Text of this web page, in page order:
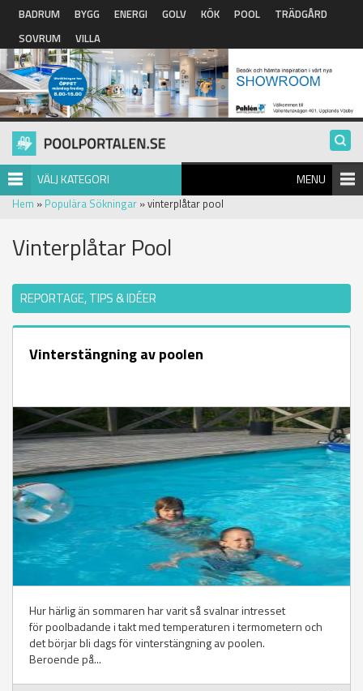
Hoppa till huvudinnehåll
BADRUM BYGG ENERGI GOLV KÖK POOL
TRÄDGÅRD
SOVRUM
VILLA
VÄLJ KATEGORI MENU
Hem » Populära Sökningar » vinterplåtar pool
Vinterplåtar Pool
REPORTAGE, TIPS & IDÉER
Vinterstängning av poolen
Hur härlig än sommaren har varit så svalnar intresset
för poolbadande i takt med temperaturen i termometern och
det börjar bli dags för vinterstängning av poolen.
Beroende på...